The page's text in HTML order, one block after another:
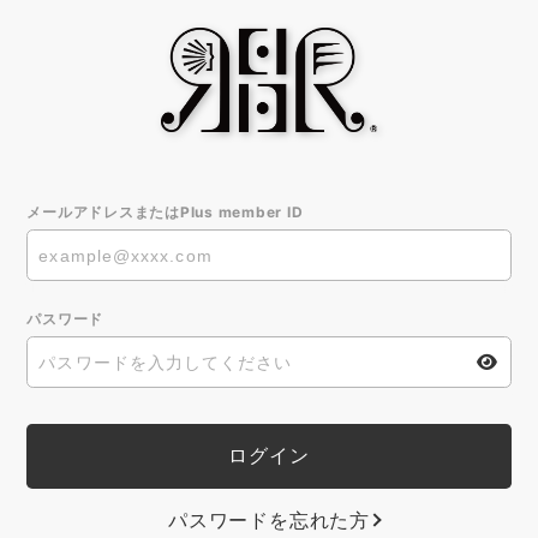
メールアドレスまたはPlus member ID
パスワード
パスワードを忘れた方